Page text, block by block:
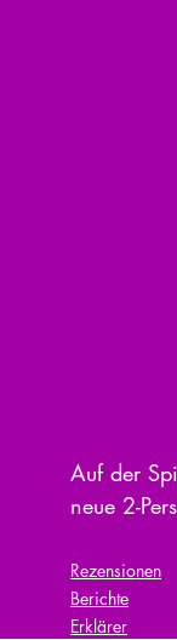
Auf der
neue 2-
Rezensionen
Berichte
Erklärer